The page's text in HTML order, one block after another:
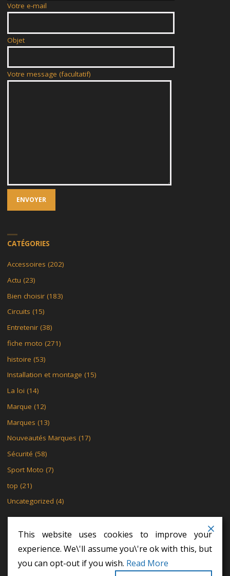
Votre e-mail
Objet
Votre message (facultatif)
CATÉGORIES
Accessoires (202)
Actu (23)
Bien choisir(183)
Circuits (15)
Entretenir(38)
fiche moto (271)
histoire (53)
Installation et montage (15)
La loi (14)
Marque (12)
Marques (13)
Nouveautés Marques (17)
Sécurité (58)
Sport Moto (7)
top (21)
Uncategorized (4)
MENTIONS LÉGALES
POLITIQUE DE CONFIDENTIALITÉ
POLITIQUE DE CONFIDENTIALITÉ
This website uses cookies to improve your
experience. We\'ll assume you\'re ok with this, but
you can opt-out if you wish. Read More